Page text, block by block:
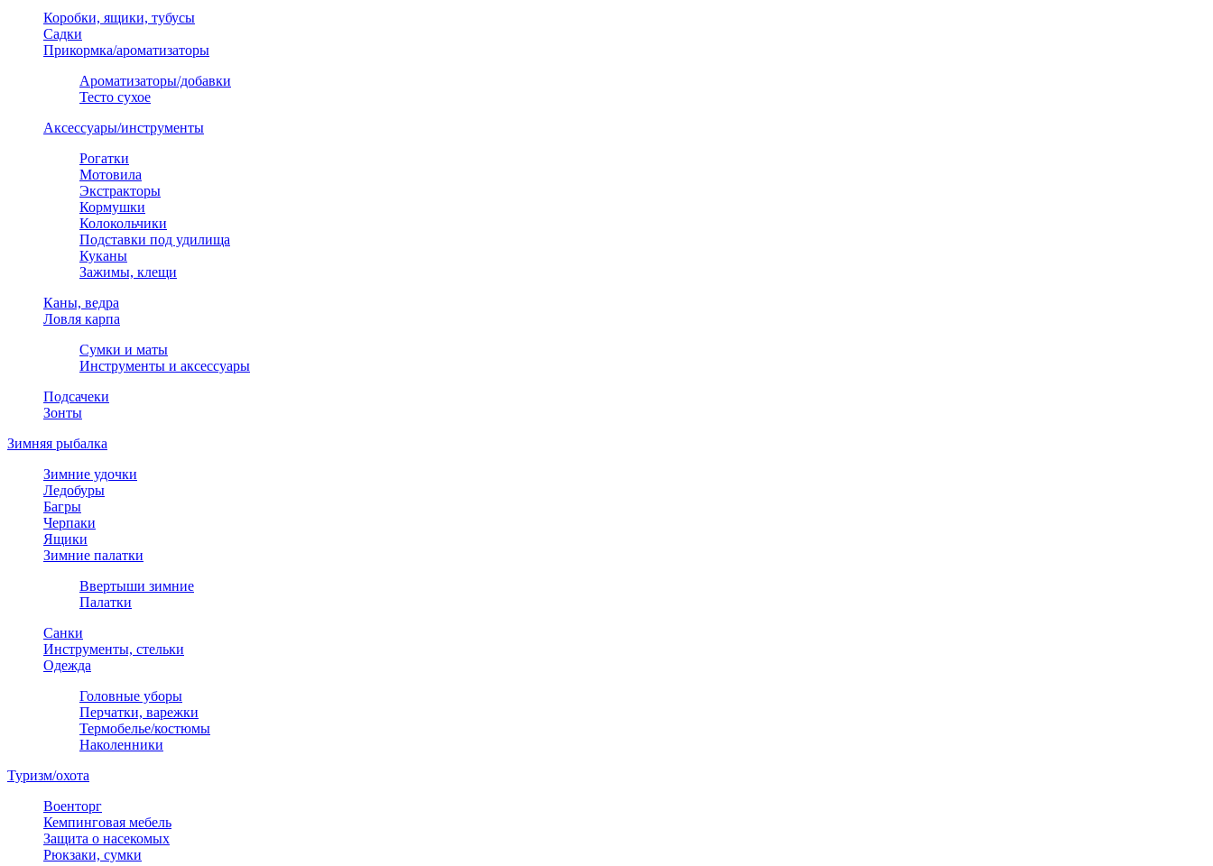
Коробки, ящики, тубусы
Садки
Прикормка/ароматизаторы
Ароматизаторы/добавки
Тесто сухое
Аксессуары/инструменты
Рогатки
Мотовила
Экстракторы
Кормушки
Колокольчики
Подставки под удилища
Куканы
Зажимы, клещи
Каны, ведра
Ловля карпа
Сумки и маты
Инструменты и аксессуары
Подсачеки
Зонты
Зимняя рыбалка
Зимние удочки
Ледобуры
Багры
Черпаки
Ящики
Зимние палатки
Ввертыши зимние
Палатки
Санки
Инструменты, стельки
Одежда
Головные уборы
Перчатки, варежки
Термобелье/костюмы
Наколенники
Туризм/охота
Военторг
Кемпинговая мебель
Защита о насекомых
Рюкзаки, сумки